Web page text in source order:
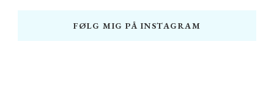
FØLG MIG PÅ INSTAGRAM